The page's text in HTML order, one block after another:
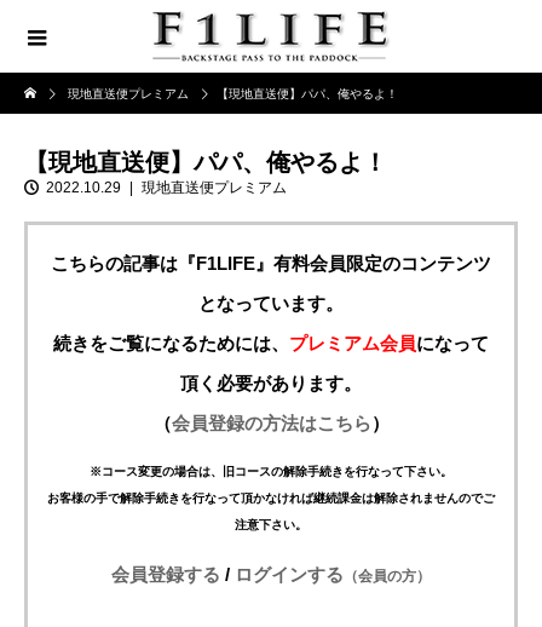
現地直送便プレミアム 【現地直送便】パパ、俺やるよ！
【現地直送便】パパ、俺やるよ！
2022.10.29 現地直送便プレミアム
こちらの記事は『F1LIFE』有料会員限定のコンテンツ
となっています。
続きをご覧になるためには、 プレミアム会員になって
頂く必要があります。
（会員登録の方法はこちら）
※コース変更の場合は、旧コースの解除手続きを行なって下さい。
お客様の手で解除手続きを行なって頂かなければ継続課金は解除されませんのでご
注意下さい。
会員登録する / ログインする （会員の方）